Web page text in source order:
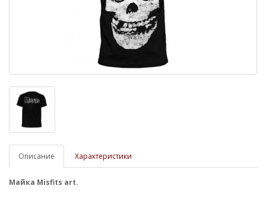
Описание Характеристики
Майка Misfits art.